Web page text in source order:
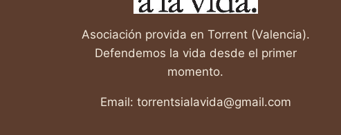
»
Asociación provida en Torrent (Valencia).
Defendemos la vida desde el primer
momento.
Email: torrentsialavida@gmail.com